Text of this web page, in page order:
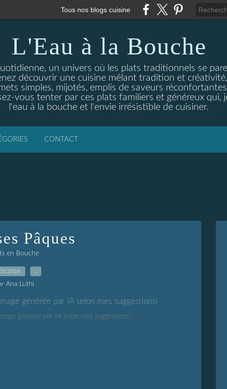
Tous nos blogs cuisine
L'Eau à la Bouche
un univers où les plats traditionnels se
découvrir une cuisine mêlant tradition et
simples, mijotés, emplis de saveurs
vous tenter par ces plats familiers et généreux qui,
l'eau à la bouche et l'envie irrésistible de cuisiner.
CONTACT
Pâques
en Bouche
Ana Luthi
générée par IA selon mes suggestions)